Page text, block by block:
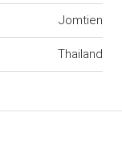
Jomtien
Thailand